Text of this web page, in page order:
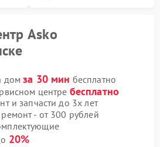
Asko
домза 30 мин бесплатно
центре бесплатно
и запчасти до 3х лет
- от 300 рублей
20%